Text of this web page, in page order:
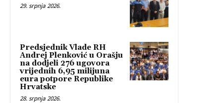
29. srpnja 2026.
Predsjednik Vlade RH
Andrej Plenković u Orašju
na dodjeli 276 ugovora
vrijednih 6,95 milijuna
eura potpore Republike
Hrvatske
28. srpnja 2026.